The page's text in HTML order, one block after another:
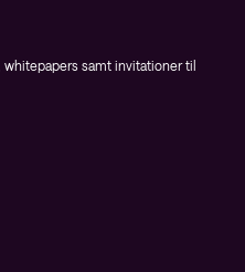
samt invitationer til